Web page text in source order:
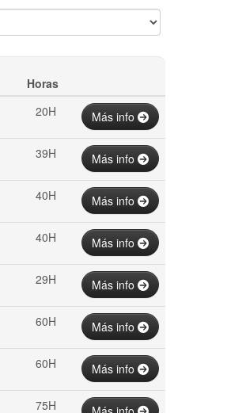
Horas
20H Más info
39H Más info
40H Más info
40H Más info
29H Más info
60H Más info
60H Más info
75H